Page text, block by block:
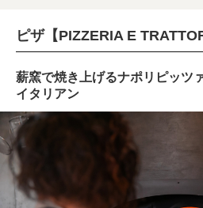
ピザ【PIZZERIA E
薪窯で焼き上げるナポリピッツ
イタリアン